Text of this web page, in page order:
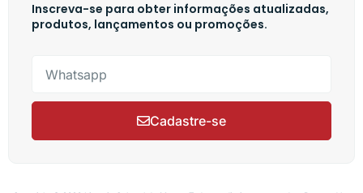
Inscreva-se para obter informações atualizadas,
produtos, lançamentos ou promoções.
Cadastre-se